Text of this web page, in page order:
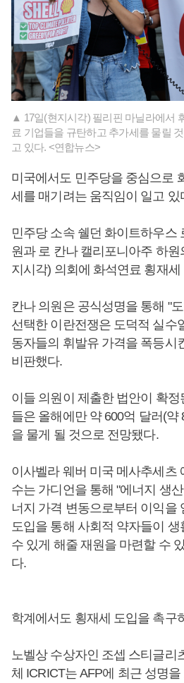
▲ 17일(현지시각) 필리핀 마닐라에서
료 기업들을 규탄하고 추가세를 물릴
고 있다. <연합뉴스>
미국에서도 민주당을 중심으로
세를 매기려는 움직임이 일고 있
민주당 소속 쉘던 화이트하우스
원과 로 칸나 캘리포니아주 하
지시각) 의회에 화석연료 횡재
칸나 의원은 공식성명을 통해 "
선택한 이란전쟁은 도덕적 실수
동자들의 휘발유 가격을 폭등시
비판했다.
이들 의원이 제출한 법안이 확
들은 올해에만 약 600억 달러(약
을 물게 될 것으로 전망됐다.
이사벨라 웨버 미국 메사추세츠
수는 가디언을 통해 "에너지 생
너지 가격 변동으로부터 이익을
도입을 통해 사회적 약자들이
수 있게 해줄 재원을 마련할 수
다.
학계에서도 횡재세 도입을 촉구
노벨상 수상자인 조셉 스티글리
체 ICRICT는 AFP에 최근 성명